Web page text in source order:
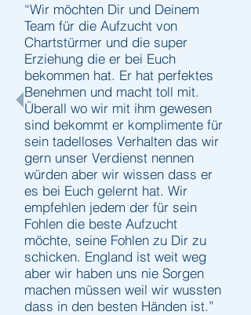
“Wir möchten Dir und Deinem
Team für die Aufzucht von
Chartstürmer und die super
Erziehung die er bei Euch
bekommen hat. Er hat perfektes
Benehmen und macht toll mit.
Überall wo wir mit ihm gewesen
sind bekommt er komplimente für
sein tadelloses Verhalten das wir
gern unser Verdienst nennen
würden aber wir wissen dass er
es bei Euch gelernt hat. Wir
empfehlen jedem der für sein
Fohlen die beste Aufzucht
möchte, seine Fohlen zu Dir zu
schicken. England ist weit weg
aber wir haben uns nie Sorgen
machen müssen weil wir wussten
dass in den besten Händen ist.”